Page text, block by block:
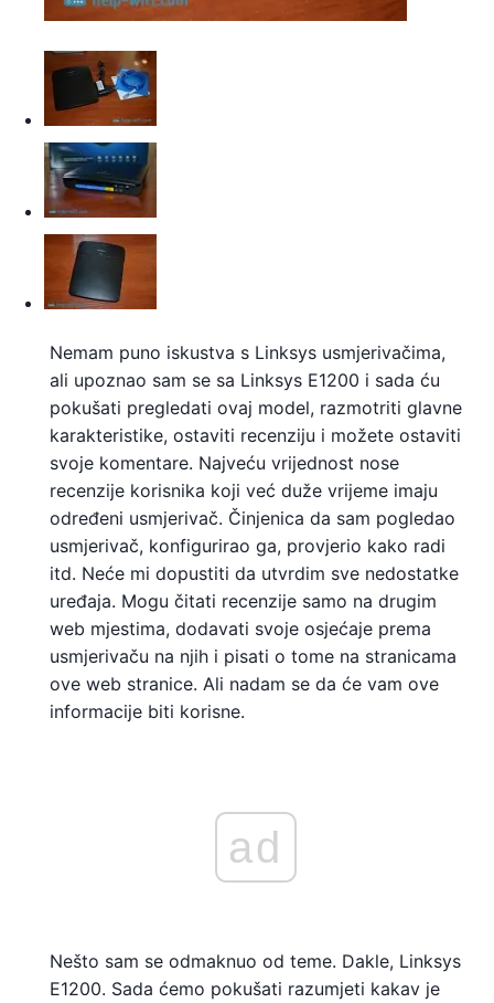
Nemam puno iskustva s Linksys usmjerivačima,
ali upoznao sam se sa Linksys E1200 i sada ću
pokušati pregledati ovaj model, razmotriti glavne
karakteristike, ostaviti recenziju i možete ostaviti
svoje komentare. Najveću vrijednost nose
recenzije korisnika koji već duže vrijeme imaju
određeni usmjerivač. Činjenica da sam pogledao
usmjerivač, konfigurirao ga, provjerio kako radi
itd. Neće mi dopustiti da utvrdim sve nedostatke
uređaja. Mogu čitati recenzije samo na drugim
web mjestima, dodavati svoje osjećaje prema
usmjerivaču na njih i pisati o tome na stranicama
ove web stranice. Ali nadam se da će vam ove
informacije biti korisne.
ad
Nešto sam se odmaknuo od teme. Dakle, Linksys
E1200. Sada ćemo pokušati razumjeti kakav je